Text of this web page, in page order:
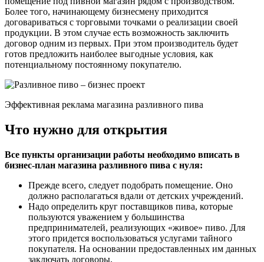
Более того, начинающему бизнесмену приходится
договариваться с торговыми точками о реализации своей
продукции. В этом случае есть возможность заключить
договор одним из первых. При этом производитель будет
готов предложить наиболее выгодные условия, как
потенциальному постоянному покупателю.
Эффективная реклама магазина разливного пива
Что нужно для открытия
Все пункты организации работы необходимо вписать в
бизнес-план магазина разливного пива с нуля:
Прежде всего, следует подобрать помещение. Оно
должно располагаться вдали от детских учреждений.
Надо определить круг поставщиков пива, которые
пользуются уважением у большинства
предпринимателей, реализующих «живое» пиво. Для
этого придется воспользоваться услугами тайного
покупателя. На основании предоставленных им данных
заключать договоры.